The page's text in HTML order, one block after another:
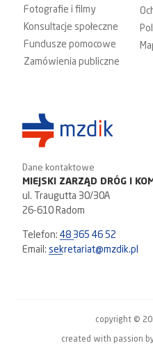
Fotografie i filmy
Konsultacje społeczne
Fundusze pomocowe
Zamówienia publiczne
Dane kontaktowe
MIEJSKI ZARZĄD DRÓG I
ul. Traugutta 30/30A
26-610 Radom
Telefon:48 365 46 52
Email:sekretariat@mzdik.pl
copyright ©
created with passion